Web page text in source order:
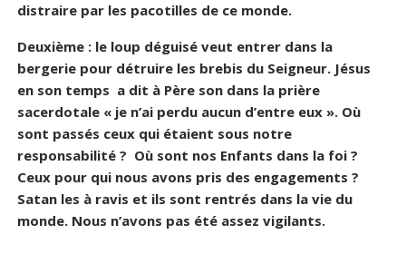
distraire par les pacotilles de ce monde.
Deuxième : le loup déguisé veut entrer dans la
bergerie pour détruire les brebis du Seigneur. Jésus
en son temps a dit à Père son dans la prière
sacerdotale « je n’ai perdu aucun d’entre eux ». Où
sont passés ceux qui étaient sous notre
responsabilité ? Où sont nos Enfants dans la foi ?
Ceux pour qui nous avons pris des engagements ?
Satan les à ravis et ils sont rentrés dans la vie du
monde. Nous n’avons pas été assez vigilants.